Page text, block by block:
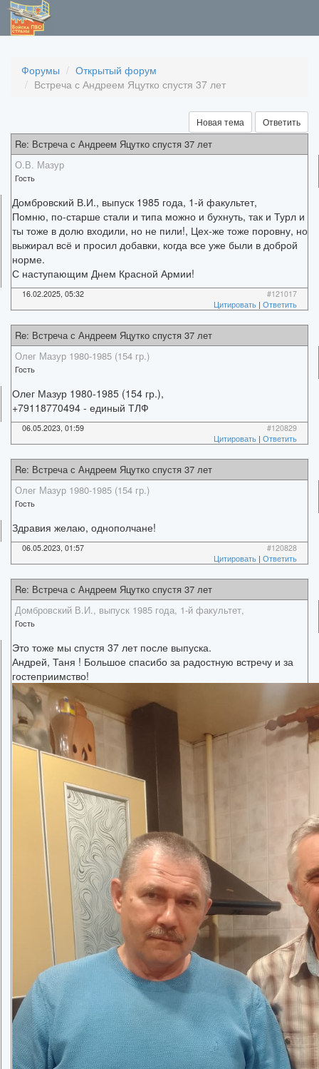
Форумы
Открытый форум
Встреча с Андреем Яцутко спустя 37 лет
Новая тема Ответить
Re: Встреча с Андреем Яцутко спустя 37 лет
О.В. Мазур
Гость
Домбровский В.И., выпуск 1985 года, 1-й факультет,
Помню, по-старше стали и типа можно и бухнуть, так и Турл и
ты тоже в долю входили, но не пили!, Цех-же тоже поровну, но
выжирал всё и просил добавки, когда все уже были в доброй
норме.
С наступающим Днем Красной Армии!
16.02.2025, 05:32
#121017
Цитировать | Ответить
Re: Встреча с Андреем Яцутко спустя 37 лет
Олег Мазур 1980-1985 (154 гр.)
Гость
Олег Мазур 1980-1985 (154 гр.),
+79118770494 - единый ТЛФ
06.05.2023, 01:59
#120829
Цитировать | Ответить
Re: Встреча с Андреем Яцутко спустя 37 лет
Олег Мазур 1980-1985 (154 гр.)
Гость
Здравия желаю, однополчане!
06.05.2023, 01:57
#120828
Цитировать | Ответить
Re: Встреча с Андреем Яцутко спустя 37 лет
Домбровский В.И., выпуск 1985 года, 1-й факультет,
Гость
Это тоже мы спустя 37 лет после выпуска.
Андрей, Таня ! Большое спасибо за радостную встречу и за
гостеприимство!